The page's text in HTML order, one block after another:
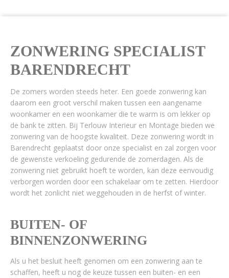
ZONWERING SPECIALIST
BARENDRECHT
De zomers worden steeds heter. Een goede zonwering kan
daarom een groot verschil maken tussen een aangename
woonkamer en een woonkamer die te warm is om lekker op
de bank te zitten. Bij Terlouw Interieur en Montage bieden we
zonwering van de hoogste kwaliteit. Deze zonwering wordt in
Barendrecht geplaatst door onze specialist en zal zorgen voor
de gewenste verkoeling gedurende de zomerdagen. Als de
zonwering niet gebruikt hoeft te worden, kan deze eenvoudig
verborgen worden door een schakelaar om te zetten. Hierdoor
wordt het zonlicht niet weggehouden in de herfst of winter.
BUITEN- OF
BINNENZONWERING
Als u het besluit heeft genomen om een zonwering aan te
schaffen, heeft u nog de keuze tussen een buiten- en een